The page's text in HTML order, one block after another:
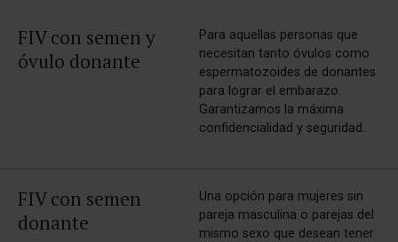
FIV con semen y
óvulo donante
Para aquellas personas que
necesitan tanto óvulos como
espermatozoides de donantes
para lograr el embarazo.
Garantizamos la máxima
confidencialidad y seguridad.
FIV con semen
donante
Una opción para mujeres sin
pareja masculina o parejas del
mismo sexo que desean tener